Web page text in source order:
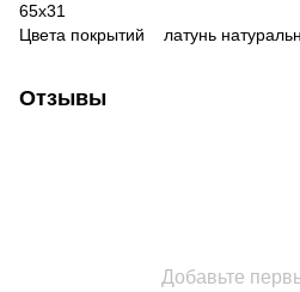
65х31
Цвета покрытий латунь
Отзывы
Добавьте